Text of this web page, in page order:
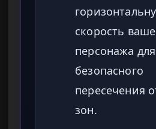
скорость
персонажа для
безопасного
пересечения
зон.